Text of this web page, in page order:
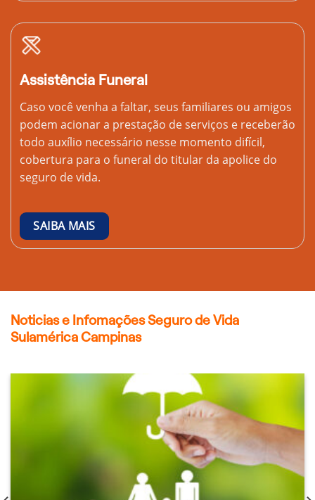
Assistência Funeral
Caso você venha a faltar, seus familiares ou amigos
podem acionar a prestação de serviços e receberão
todo auxílio necessário nesse momento difícil,
cobertura para o funeral do titular da apolice do
seguro de vida.
SAIBA MAIS
Noticias e Infomações Seguro de Vida
Sulamérica Campinas